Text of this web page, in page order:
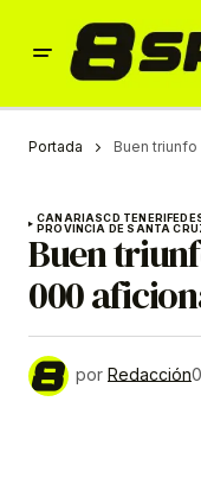
Portada Buen
CANARIASCD TENERIFE
PROVINCIA DE SANTA
Buen
000
por Redacción